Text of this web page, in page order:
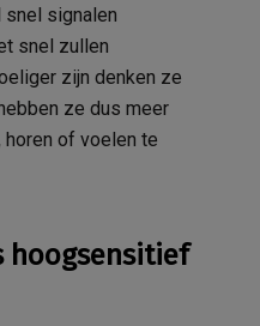
signalen
snel zullen
zijn denken ze
ze dus meer
of voelen te
hoogsensitief